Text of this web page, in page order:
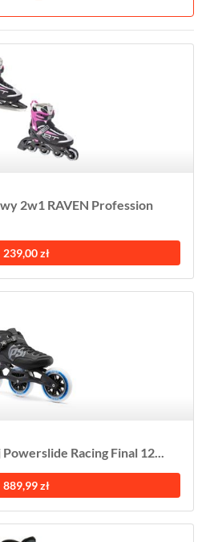
2w1 RAVEN Profession
239,00 zł
Racing Final 12...
889,99 zł